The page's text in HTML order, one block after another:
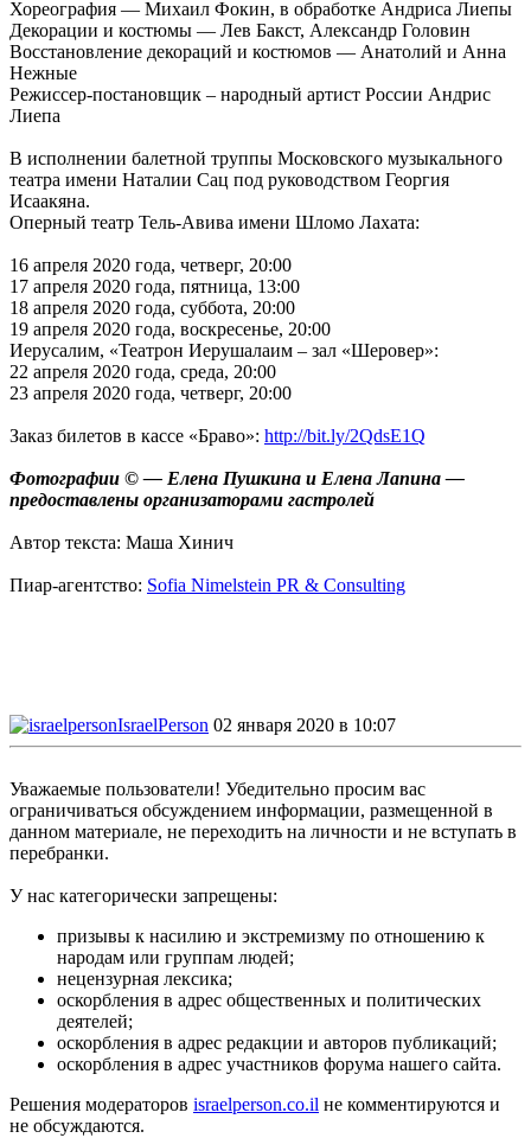
Хореография — Михаил Фокин, в обработке Андриса Лиепы
Декорации и костюмы — Лев Бакст, Александр Головин
Восстановление декораций и костюмов — Анатолий и Анна
Нежные
Режиссер-постановщик – народный артист России Андрис
Лиепа
В исполнении балетной труппы Московского музыкального
театра имени Наталии Сац под руководством Георгия
Исаакяна.
Оперный театр Тель-Авива имени Шломо Лахата:
16 апреля 2020 года, четверг, 20:00
17 апреля 2020 года, пятница, 13:00
18 апреля 2020 года, суббота, 20:00
19 апреля 2020 года, воскресенье, 20:00
Иерусалим, «Театрон Иерушалаим – зал «Шеровер»:
22 апреля 2020 года, среда, 20:00
23 апреля 2020 года, четверг, 20:00
Заказ билетов в кассе «Браво»: http://bit.ly/2QdsE1Q
Фотографии © — Елена Пушкина и Елена Лапина —
предоставлены организаторами гастролей
Автор текста: Маша Хинич
Пиар-агентство: Sofia Nimelstein PR & Consulting
IsraelPerson 02 января 2020 в 10:07
Уважаемые пользователи! Убедительно просим вас
ограничиваться обсуждением информации, размещенной в
данном материале, не переходить на личности и не вступать в
перебранки.
У нас категорически запрещены:
призывы к насилию и экстремизму по отношению к
народам или группам людей;
нецензурная лексика;
оскорбления в адрес общественных и политических
деятелей;
оскорбления в адрес редакции и авторов публикаций;
оскорбления в адрес участников форума нашего сайта.
Решения модераторов israelperson.co.il не комментируются и
не обсуждаются.